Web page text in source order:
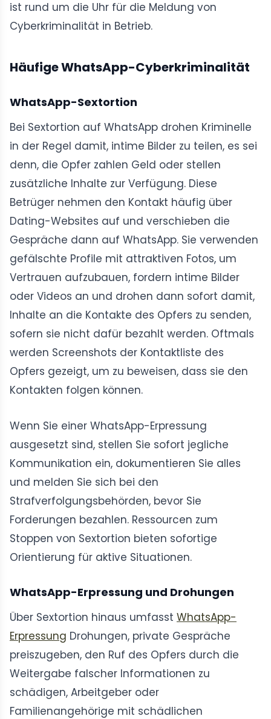
ist rund um die Uhr für die Meldung von
Cyberkriminalität in Betrieb.
Häufige WhatsApp-Cyberkriminalität
WhatsApp-Sextortion
Bei Sextortion auf WhatsApp drohen Kriminelle
in der Regel damit, intime Bilder zu teilen, es sei
denn, die Opfer zahlen Geld oder stellen
zusätzliche Inhalte zur Verfügung. Diese
Betrüger nehmen den Kontakt häufig über
Dating-Websites auf und verschieben die
Gespräche dann auf WhatsApp. Sie verwenden
gefälschte Profile mit attraktiven Fotos, um
Vertrauen aufzubauen, fordern intime Bilder
oder Videos an und drohen dann sofort damit,
Inhalte an die Kontakte des Opfers zu senden,
sofern sie nicht dafür bezahlt werden. Oftmals
werden Screenshots der Kontaktliste des
Opfers gezeigt, um zu beweisen, dass sie den
Kontakten folgen können.
Wenn Sie einer WhatsApp-Erpressung
ausgesetzt sind, stellen Sie sofort jegliche
Kommunikation ein, dokumentieren Sie alles
und melden Sie sich bei den
Strafverfolgungsbehörden, bevor Sie
Forderungen bezahlen. Ressourcen zum
Stoppen von Sextortion bieten sofortige
Orientierung für aktive Situationen.
WhatsApp-Erpressung und Drohungen
Über Sextortion hinaus umfasst WhatsApp-
Erpressung Drohungen, private Gespräche
preiszugeben, den Ruf des Opfers durch die
Weitergabe falscher Informationen zu
schädigen, Arbeitgeber oder
Familienangehörige mit schädlichen